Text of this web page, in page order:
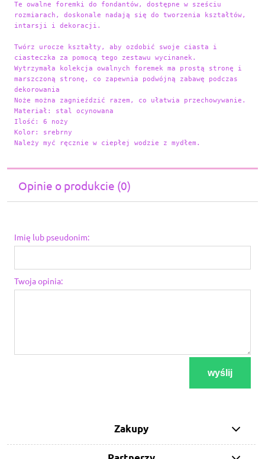
Te owalne foremki do fondantów, dostępne w sześciu
rozmiarach, doskonale nadają się do tworzenia kształtów,
intarsji i dekoracji.
Twórz urocze kształty, aby ozdobić swoje ciasta i
ciasteczka za pomocą tego zestawu wycinanek.
Wytrzymała kolekcja owalnych foremek ma prostą stronę i
marszczoną stronę, co zapewnia podwójną zabawę podczas
dekorowania
Noże można zagnieździć razem, co ułatwia przechowywanie.
Materiał: stal ocynowana
Ilość: 6 noży
Kolor: srebrny
Należy myć ręcznie w ciepłej wodzie z mydłem.
Opinie o produkcie (0)
Imię lub pseudonim:
Twoja opinia:
wyślij
Zakupy